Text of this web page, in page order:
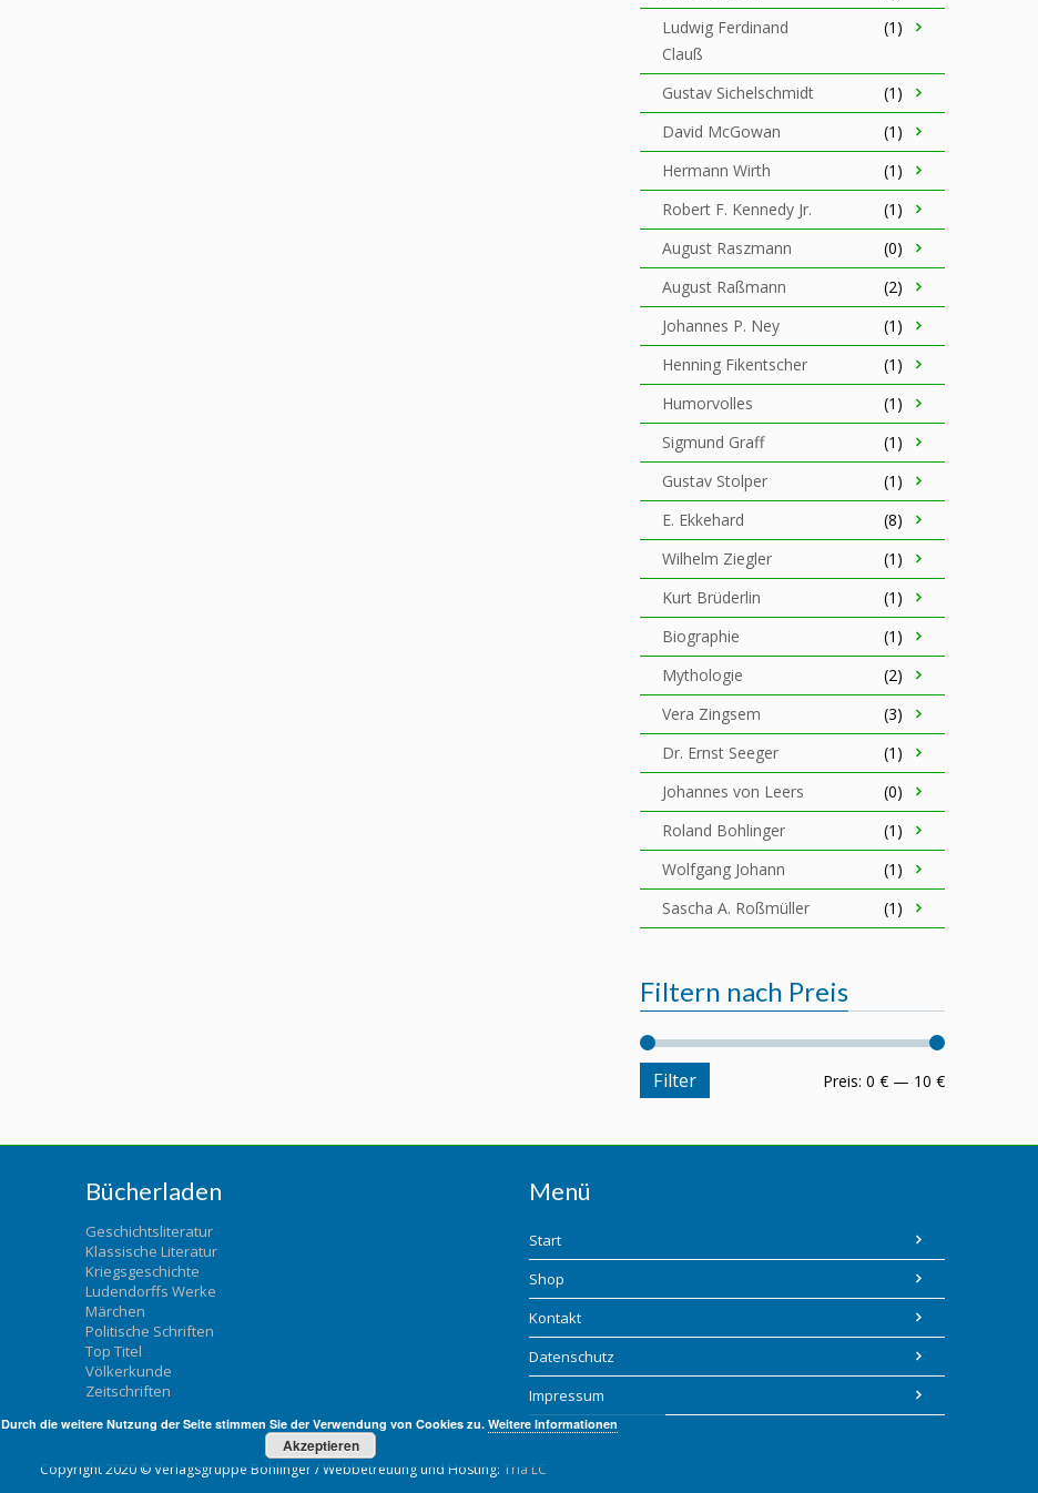
Ludwig Ferdinand
Clauß
(1)
Gustav Sichelschmidt
(1)
David McGowan
(1)
Hermann Wirth
(1)
Robert F. Kennedy Jr.
(1)
August Raszmann
(0)
August Raßmann
(2)
Johannes P. Ney
(1)
Henning Fikentscher
(1)
Humorvolles
(1)
Sigmund Graff
(1)
Gustav Stolper
(1)
E. Ekkehard
(8)
Wilhelm Ziegler
(1)
Kurt Brüderlin
(1)
Biographie
(1)
Mythologie
(2)
Vera Zingsem
(3)
Dr. Ernst Seeger
(1)
Johannes von Leers
(0)
Roland Bohlinger
(1)
Wolfgang Johann
(1)
Sascha A. Roßmüller
(1)
Filtern nach Preis
Filter Preis: 0 €— 10 €
Bücherladen
Geschichtsliteratur
Klassische Literatur
Kriegsgeschichte
Ludendorffs Werke
Märchen
Politische Schriften
Top Titel
Völkerkunde
Zeitschriften
Menü
Start
Shop
Kontakt
Datenschutz
Impressum
Copyright 2020 © Verlagsgruppe Bohlinger / Webbetreuung und Hosting: Tria LC
Durch die weitere Nutzung der Seite stimmen Sie der Verwendung von Cookies zu. Weitere Informationen
Akzeptieren